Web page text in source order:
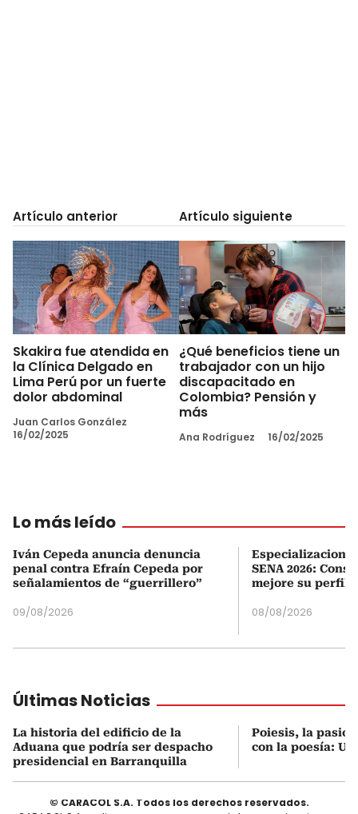
Artículo anterior
Skakira fue atendida en
la Clínica Delgado en
Lima Perú por un fuerte
dolor abdominal
Juan Carlos González
16/02/2025
Artículo siguiente
¿Qué beneficios tiene un
trabajador con un hijo
discapacitado en
Colombia? Pensión y
más
Ana Rodríguez 16/02/2025
Lo más leído
Iván Cepeda anuncia denuncia
penal contra Efraín Cepeda por
señalamientos de “guerrillero”
09/08/2026
SENA 2026:
mejore su perfil
08/08/2026
Últimas Noticias
La historia del edificio de la
Aduana que podría ser despacho
presidencial en Barranquilla
Poiesis, la
con la poesía:
© CARACOL S.A. Todos los derechos reservados.